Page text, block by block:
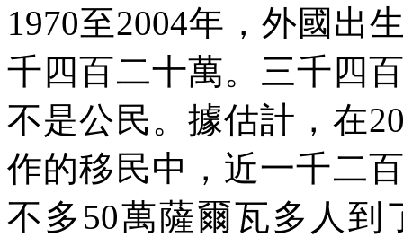
1970至2004年，外國出
千四百二十萬。三千四
不是公民。據估計，在
作的移民中，近一千二
不多 50萬薩爾瓦多人到